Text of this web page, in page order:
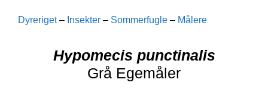
Dyreriget– Insekter – Sommerfugle – Målere
Hypomecis punctinalis
Grå Egemåler